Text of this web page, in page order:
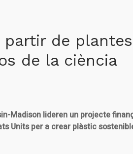
de
de la ciència
Madison lideren un projecte
Units per a crear plàstic